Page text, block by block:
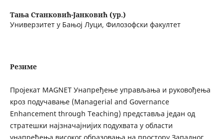
Тања Станковић-Јанковић (ур.)
Универзитет у Бањој Луци, Филозофски факултет
Резиме
Пројекат MAGNET Унапређење управљања и руковођења
кроз подучавање (Managerial and Governance
Enhancement through Teaching) представља један од
стратешки најзначајнијих подухвата у области